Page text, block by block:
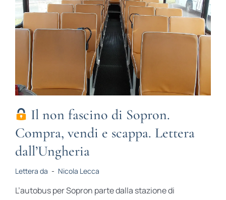
STUDI
RUBRICHE
Il non fascino di Sopron.
Compra, vendi e scappa. Lettera
dall’Ungheria
Lettera da - Nicola Lecca
L’autobus per Sopron parte dalla stazione di